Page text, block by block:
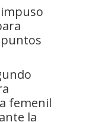
femenil
la